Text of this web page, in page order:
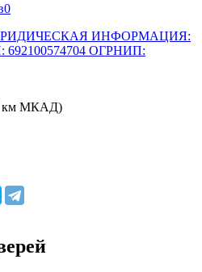
0
ИНФОРМАЦИЯ:
ОГРНИП:
км МКАД)